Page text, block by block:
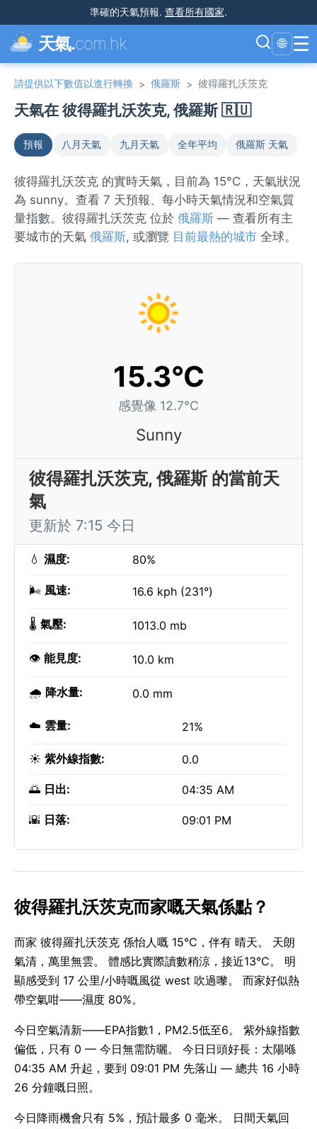
準確的天氣預報. 查看所有國家.
天氣.com.hk 🌐 ☰
請提供以下數值以進行轉換 > 俄羅斯 > 彼得羅扎沃茨克
天氣在 彼得羅扎沃茨克, 俄羅斯 🇷🇺
預報 八月天氣 九月天氣 全年平均 俄羅斯 天氣
彼得羅扎沃茨克 的實時天氣，目前為 15°C，天氣狀況
為 sunny。查看 7 天預報、每小時天氣情況和空氣質
量指數。彼得羅扎沃茨克 位於 俄羅斯 — 查看所有主
要城市的天氣 俄羅斯, 或瀏覽 目前最熱的城市 全球。
15.3°C
感覺像 12.7°C
Sunny
彼得羅扎沃茨克, 俄羅斯 的當前天
氣
更新於 7:15 今日
💧 濕度: 80%
🌬️ 風速: 16.6 kph (231°)
🌡️ 氣壓: 1013.0 mb
👁️ 能見度: 10.0 km
🌧️ 降水量: 0.0 mm
☁️ 雲量: 21%
☀️ 紫外線指數: 0.0
🌅 日出: 04:35 AM
🌇 日落: 09:01 PM
彼得羅扎沃茨克而家嘅天氣係點？
而家 彼得羅扎沃茨克 係怡人嘅 15°C，伴有 晴天。 天朗
氣清，萬里無雲。 體感比實際讀數稍涼，接近13°C。 明
顯感受到 17 公里/小時嘅風從 west 吹過嚟。 而家好似熱
帶空氣咁——濕度 80%。
今日空氣清新——EPA指數1，PM2.5低至6。 紫外線指數
偏低，只有 0 — 今日無需防曬。 今日日頭好長：太陽喺
04:35 AM 升起，要到 09:01 PM 先落山 — 總共 16 小時
26 分鐘嘅日照。
今日降雨機會只有 5%，預計最多 0 毫米。 日間天氣回